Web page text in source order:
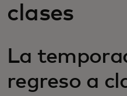
clases
La
regreso a